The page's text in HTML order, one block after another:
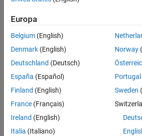
. When allocating
code generator allocates enough
ExtModeMaxTrigDuration]
without
Dependency
To enable this parameter, select the
memoryparameter.
Settings
10 (default) | positive scalar
Europa
Belgium (English)
Denmark (English)
Deutschland (Deutsch)
España (Español)
Finland (English)
France (Français)
Ireland (English)
Italia (Italiano)
Norway
Portugal
Sweden